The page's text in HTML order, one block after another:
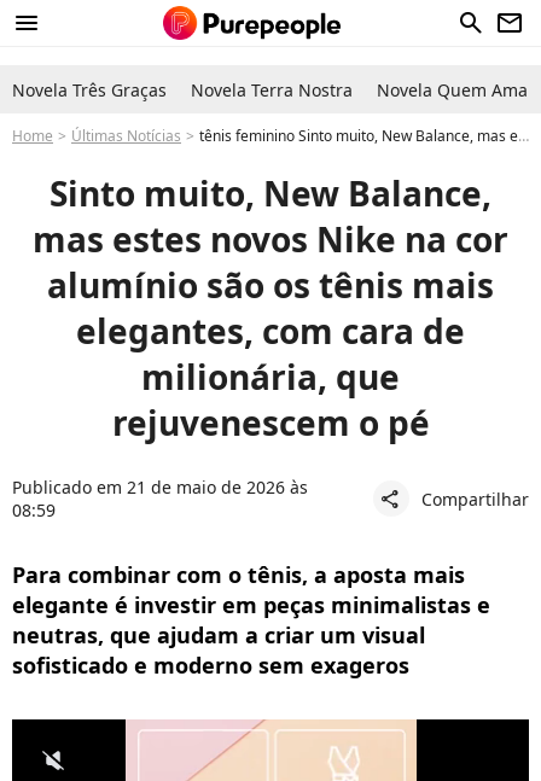
menu search newsletter
Novela Três Graças Novela Terra Nostra Novela Quem Ama
Home Últimas Notícias tênis feminino Sinto muito, New Balance, mas estes novos Nike na cor alumínio são os tênis mais elegantes, com cara de milionária, que rejuvenescem o pé
Sinto muito, New Balance,
mas estes novos Nike na cor
alumínio são os tênis mais
elegantes, com cara de
milionária, que
rejuvenescem o pé
Publicado em 21 de maio de 2026 às
08:59
share Compartilhar
Para combinar com o tênis, a aposta mais
elegante é investir em peças minimalistas e
neutras, que ajudam a criar um visual
sofisticado e moderno sem exageros